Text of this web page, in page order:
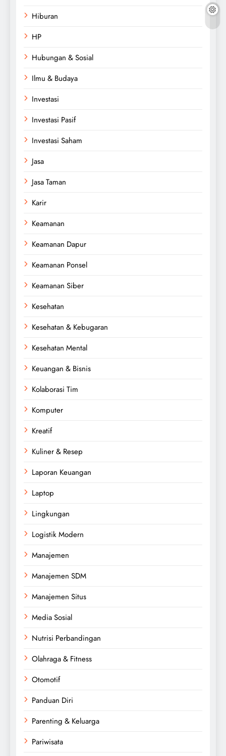
Hiburan
HP
Hubungan & Sosial
Ilmu & Budaya
Investasi
Investasi Pasif
Investasi Saham
Jasa
Jasa Taman
Karir
Keamanan
Keamanan Dapur
Keamanan Ponsel
Keamanan Siber
Kesehatan
Kesehatan & Kebugaran
Kesehatan Mental
Keuangan & Bisnis
Kolaborasi Tim
Komputer
Kreatif
Kuliner & Resep
Laporan Keuangan
Laptop
Lingkungan
Logistik Modern
Manajemen
Manajemen SDM
Manajemen Situs
Media Sosial
Nutrisi Perbandingan
Olahraga & Fitness
Otomotif
Panduan Diri
Parenting & Keluarga
Pariwisata